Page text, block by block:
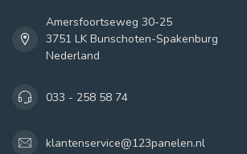
Amersfoortseweg 30-25
3751 LK Bunschoten-Spakenburg
Nederland
033 - 258 58 74
klantenservice@123panelen.nl